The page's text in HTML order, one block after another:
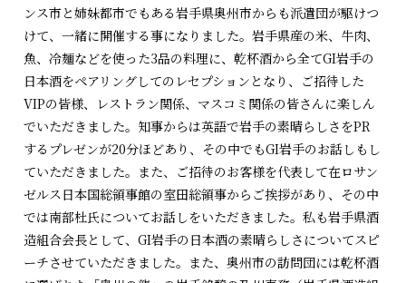
ンス市と姉妹都市でもある岩手県奥州市からも派遣団が駆けつ
けて、一緒に開催する事になりました。岩手県産の米、牛肉、
魚、冷麺などを使った3品の料理に、乾杯酒から全てGI岩手の
日本酒をペアリングしてのレセプションとなり、ご招待した
VIPの皆様、レストラン関係、マスコミ関係の皆さんに楽しん
でいただきました。知事からは英語で岩手の素晴らしさをPR
するプレゼンが20分ほどあり、その中でもGI岩手のお話しもし
ていただきました。また、ご招待のお客様を代表して在ロサン
ゼルス日本国総領事館の室田総領事からご挨拶があり、その中
では南部杜氏についてお話しをいただきました。私も岩手県酒
造組合会長として、GI岩手の日本酒の素晴らしさについてスピ
ーチさせていただきました。また、奥州市の訪問団には乾杯酒